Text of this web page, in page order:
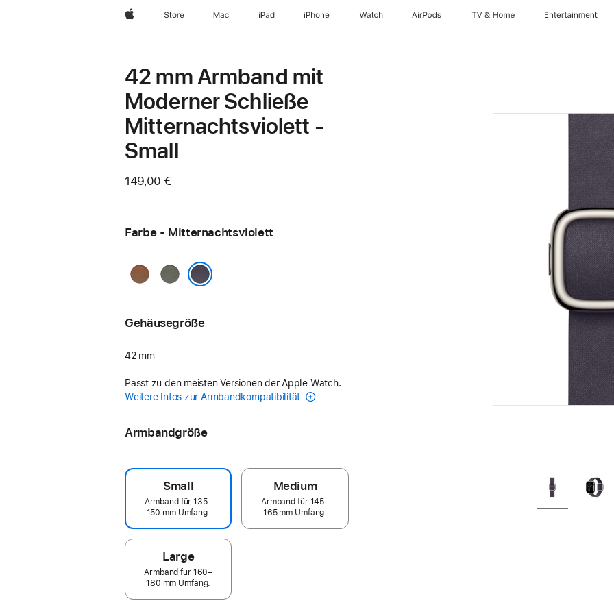
Apple Store Mac iPad iPhone Watch AirPods TV & Home Entertainment
42 mm Armband mit
Moderner Schließe
Mitternachtsviolett -
Small
149,00 €
Farbe - Mitternachtsviolett
KaramellSilbergrau
Gehäusegröße
42 mm
Passt zu den meisten Versionen der Apple Watch.
Weitere Infos zur Armbandkompatibilität
Armbandgröße
Small
Armband für 135–
150 mm Umfang.
Medium
Armband für 145–
165 mm Umfang.
Large
Armband für 160–
180 mm Umfang.